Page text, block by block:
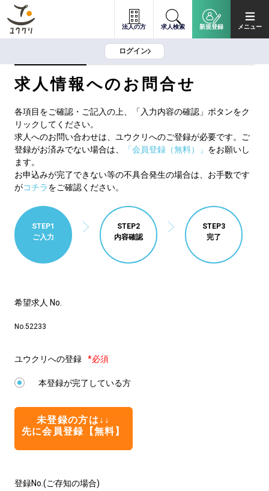
法人の方 求人検索 新規登録 メニュー
ログイン
求人情報へのお問合せ
各項目をご確認・ご記入の上、「入力内容の確認」ボタンをク
リックしてください。
求人へのお問い合わせは、ユウクリへのご登録が必要です。ご
登録がお済みでない場合は、
「会員登録（無料）」 をお願いし
ます。
お申込みが完了できない等の不具合発生の場合は、お手数です
がコチラをご確認ください。
STEP1
ご入力
STEP2
内容確認
STEP3
完了
希望求人 No.
No.52233
ユウクリへの登録 *必須
本登録が完了している方
未登録の方は↓↓
先に会員登録【無料】
登録No.(ご存知の場合)